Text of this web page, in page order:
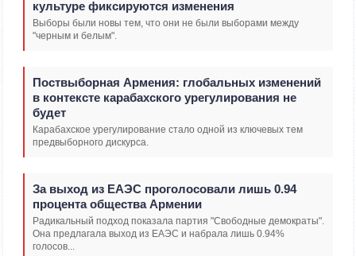
культуре фиксируются изменения
Выборы были новы тем, что они не были выборами между
"черным и белым".
Поствыборная Армения: глобальных изменений
в контексте карабахского урегулирования не
будет
Карабахское урегулирование стало одной из ключевых тем
предвыборного дискурса.
За выход из ЕАЭС проголосовали лишь 0.94
процента общества Армении
Радикальный подход показала партия "Свободные демократы".
Она предлагала выход из ЕАЭС и набрала лишь 0.94%
голосов...